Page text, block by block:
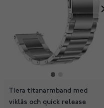
Tiera titanarmband med
viklås och quick release